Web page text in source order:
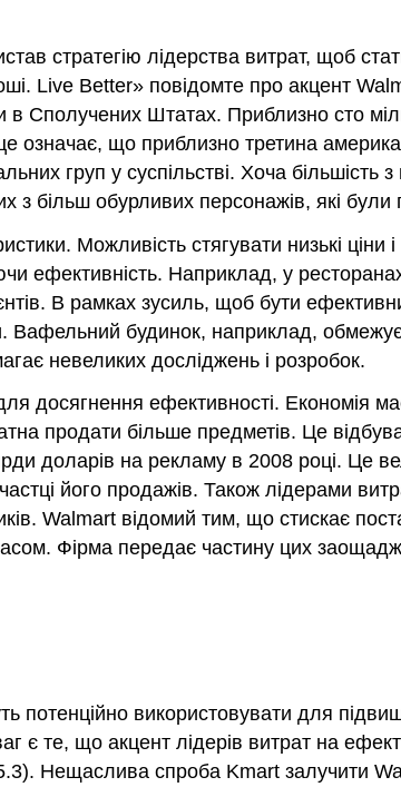
стратегію лідерства витрат, щоб
Live Better» повідомте про акцент
Сполучених Штатах. Приблизно сто
що приблизно третина
груп у суспільстві. Хоча
з більш обурливих персонажів, які
Можливість стягувати низькі
ефективність. Наприклад, у
В рамках зусиль, щоб бути
Вафельний будинок, наприклад,
невеликих досліджень і розробок.
досягнення ефективності. Економія
продати більше предметів. Це
доларів на рекламу в 2008 році. Це
його продажів. Також лідерами
Walmart відомий тим, що стискає
Фірма передає частину цих
потенційно використовувати для
є те, що акцент лідерів витрат на
5.3). Нещаслива спроба Kmart залучити